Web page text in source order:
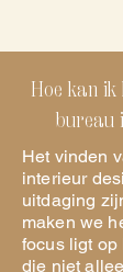
Hoe kan ik
bureau
Het vinden
interieur
uitdaging
maken we
focus ligt op
die niet